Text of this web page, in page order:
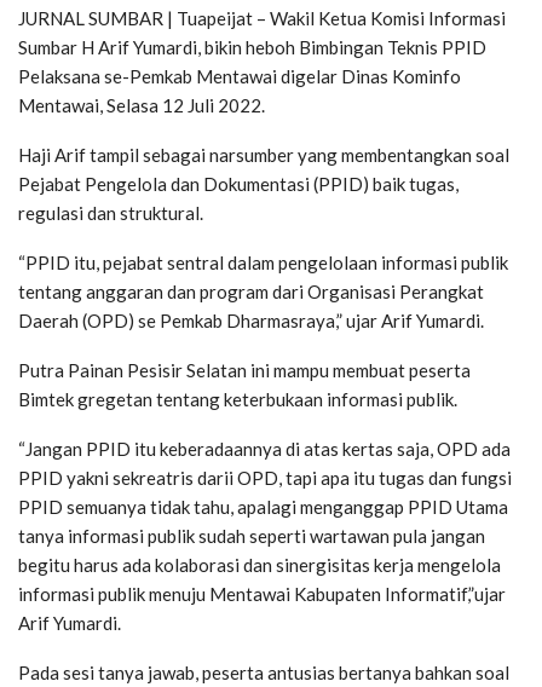
JURNAL SUMBAR | Tuapeijat – Wakil Ketua Komisi Informasi
Sumbar H Arif Yumardi, bikin heboh Bimbingan Teknis PPID
Pelaksana se-Pemkab Mentawai digelar Dinas Kominfo
Mentawai, Selasa 12 Juli 2022.
Haji Arif tampil sebagai narsumber yang membentangkan soal
Pejabat Pengelola dan Dokumentasi (PPID) baik tugas,
regulasi dan struktural.
“PPID itu, pejabat sentral dalam pengelolaan informasi publik
tentang anggaran dan program dari Organisasi Perangkat
Daerah (OPD) se Pemkab Dharmasraya,” ujar Arif Yumardi.
Putra Painan Pesisir Selatan ini mampu membuat peserta
Bimtek gregetan tentang keterbukaan informasi publik.
“Jangan PPID itu keberadaannya di atas kertas saja, OPD ada
PPID yakni sekreatris darii OPD, tapi apa itu tugas dan fungsi
PPID semuanya tidak tahu, apalagi menganggap PPID Utama
tanya informasi publik sudah seperti wartawan pula jangan
begitu harus ada kolaborasi dan sinergisitas kerja mengelola
informasi publik menuju Mentawai Kabupaten Informatif,”ujar
Arif Yumardi.
Pada sesi tanya jawab, peserta antusias bertanya bahkan soal